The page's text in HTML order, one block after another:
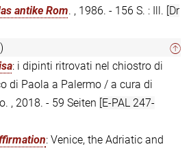
antike Rom. , 1986. - 156 S. : Ill. [Dr
: i dipinti ritrovati nel chiostro di
di Paola a Palermo / a cura di
, 2018. - 59 Seiten [E-PAL 247-
: Venice, the Adriatic and